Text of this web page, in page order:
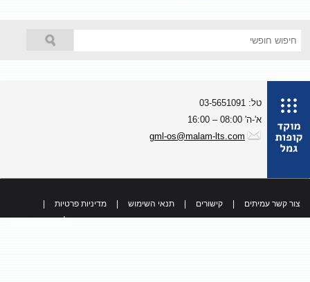
טל: 03-5651091
א'-ה' 08:00 – 16:00
gml-os@malam-lts.com
צור קשר עמיתים קישורים תנאי השימוש מדיניות פרטיות
כל הזכויות שמורות